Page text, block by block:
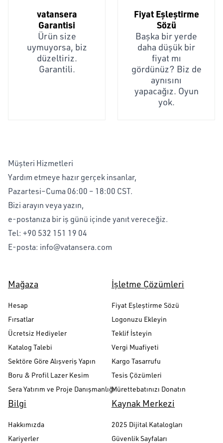
vatansera
Garantisi
Ürün size
uymuyorsa, biz
düzeltiriz.
Garantili.
Fiyat Eşleştirme
Sözü
Başka bir yerde
daha düşük bir
fiyat mı
gördünüz? Biz de
aynısını
yapacağız. Oyun
yok.
Müşteri Hizmetleri
Yardım etmeye hazır gerçek insanlar,
Pazartesi–Cuma 06:00 – 18:00 CST.
Bizi arayın veya yazın,
e-postanıza bir iş günü içinde yanıt vereceğiz.
Tel: +90 532 151 19 04
E-posta: info@vatansera.com
Mağaza
Hesap
Fırsatlar
Ücretsiz Hediyeler
Katalog Talebi
Sektöre Göre Alışveriş Yapın
Boru & Profil Lazer Kesim
Sera Yatırım ve Proje Danışmanlığı
İşletme Çözümleri
Fiyat Eşleştirme Sözü
Logonuzu Ekleyin
Teklif İsteyin
Vergi Muafiyeti
Kargo Tasarrufu
Tesis Çözümleri
Mürettebatınızı Donatın
Bilgi
Hakkımızda
Kariyerler
Kaynak Merkezi
2025 Dijital Katalogları
Güvenlik Sayfaları